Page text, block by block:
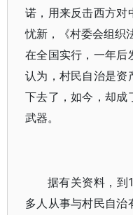
诺，用来反击西方对
忧新，《村委会组织
在全国实行，一年后
认为，村民自治是资
下去了，如今，却成
武器。
据有关资料，到
多人从事与村民自治